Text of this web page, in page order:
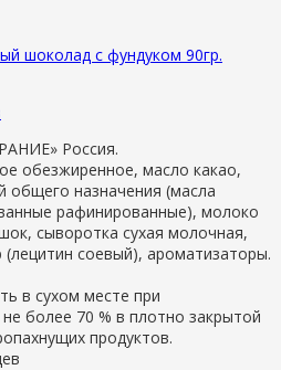
шоколад с фундуком 90гр.
Россия.
обезжиренное, масло какао,
общего назначения (масла
рафинированные), молоко
сыворотка сухая молочная,
соевый), ароматизаторы.
в сухом месте при
более 70 % в плотно закрытой
продуктов.